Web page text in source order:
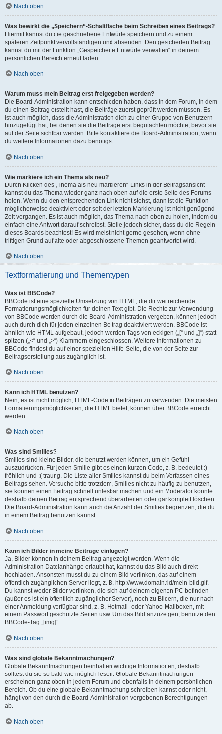
Nach oben
Was bewirkt die „Speichern“-Schaltfläche beim Schreiben eines Beitrags?
Hiermit kannst du die geschriebene Entwürfe speichern und zu einem
späteren Zeitpunkt vervollständigen und absenden. Den gesicherten Beitrag
kannst du mit der Funktion „Gespeicherte Entwürfe verwalten“ in deinem
persönlichen Bereich erneut laden.
Nach oben
Warum muss mein Beitrag erst freigegeben werden?
Die Board-Administration kann entschieden haben, dass in dem Forum, in dem
du einen Beitrag erstellt hast, die Beiträge zuerst geprüft werden müssen. Es
ist auch möglich, dass die Administration dich zu einer Gruppe von Benutzern
hinzugefügt hat, bei denen sie die Beiträge erst begutachten möchte, bevor sie
auf der Seite sichtbar werden. Bitte kontaktiere die Board-Administration, wenn
du weitere Informationen dazu benötigst.
Nach oben
Wie markiere ich ein Thema als neu?
Durch Klicken des „Thema als neu markieren“-Links in der Beitragsansicht
kannst du das Thema wieder ganz nach oben auf die erste Seite des Forums
holen. Wenn du den entsprechenden Link nicht siehst, dann ist die Funktion
möglicherweise deaktiviert oder seit der letzten Markierung ist nicht genügend
Zeit vergangen. Es ist auch möglich, das Thema nach oben zu holen, indem du
einfach eine Antwort darauf schreibst. Stelle jedoch sicher, dass du die Regeln
dieses Boards beachtest! Es wird meist nicht gerne gesehen, wenn ohne
triftigen Grund auf alte oder abgeschlossene Themen geantwortet wird.
Nach oben
Textformatierung und Thementypen
Was ist BBCode?
BBCode ist eine spezielle Umsetzung von HTML, die dir weitreichende
Formatierungsmöglichkeiten für deinen Text gibt. Die Rechte zur Verwendung
von BBCode werden durch die Board-Administration vergeben, können jedoch
auch durch dich für jeden einzelnen Beitrag deaktiviert werden. BBCode ist
ähnlich wie HTML aufgebaut, jedoch werden Tags von eckigen („[“ und „]“) statt
spitzen („<“ und „>“) Klammern eingeschlossen. Weitere Informationen zu
BBCode findest du auf einer speziellen Hilfe-Seite, die von der Seite zur
Beitragserstellung aus zugänglich ist.
Nach oben
Kann ich HTML benutzen?
Nein, es ist nicht möglich, HTML-Code in Beiträgen zu verwenden. Die meisten
Formatierungsmöglichkeiten, die HTML bietet, können über BBCode erreicht
werden.
Nach oben
Was sind Smilies?
Smilies sind kleine Bilder, die benutzt werden können, um ein Gefühl
auszudrücken. Für jeden Smilie gibt es einen kurzen Code, z. B. bedeutet :)
fröhlich und :( traurig. Die Liste aller Smilies kannst du beim Verfassen eines
Beitrags sehen. Versuche bitte trotzdem, Smilies nicht zu häufig zu benutzen,
sie können einen Beitrag schnell unlesbar machen und ein Moderator könnte
deshalb deinen Beitrag entsprechend überarbeiten oder gar komplett löschen.
Die Board-Administration kann auch die Anzahl der Smilies begrenzen, die du
in einem Beitrag benutzen kannst.
Nach oben
Kann ich Bilder in meine Beiträge einfügen?
Ja, Bilder können in deinem Beitrag angezeigt werden. Wenn die
Administration Dateianhänge erlaubt hat, kannst du das Bild auch direkt
hochladen. Ansonsten musst du zu einem Bild verlinken, das auf einem
öffentlich zugänglichen Server liegt, z. B. http://www.domain.tld/mein-bild.gif.
Du kannst weder Bilder verlinken, die sich auf deinem eigenen PC befinden
(außer es ist ein öffentlich zugänglicher Server), noch zu Bildern, die nur nach
einer Anmeldung verfügbar sind, z. B. Hotmail- oder Yahoo-Mailboxen, mit
einem Passwort geschützte Seiten usw. Um das Bild anzuzeigen, benutze den
BBCode-Tag „[img]“.
Nach oben
Was sind globale Bekanntmachungen?
Globale Bekanntmachungen beinhalten wichtige Informationen, deshalb
solltest du sie so bald wie möglich lesen. Globale Bekanntmachungen
erscheinen ganz oben in jedem Forum und ebenfalls in deinem persönlichen
Bereich. Ob du eine globale Bekanntmachung schreiben kannst oder nicht,
hängt von den durch die Board-Administration vergebenen Berechtigungen
ab.
Nach oben